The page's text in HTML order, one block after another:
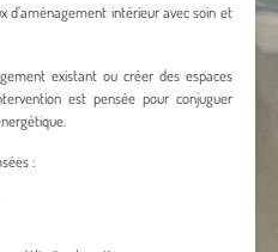
d’aménagement intérieur avec soin et
existant ou créer des espaces
est pensée pour conjuguer
: